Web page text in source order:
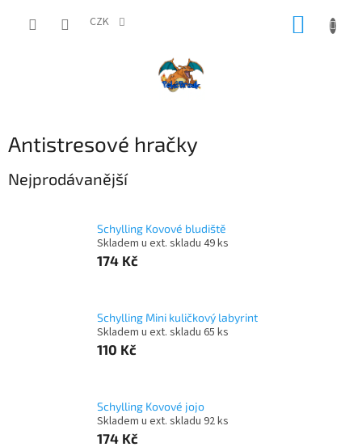
CZK
Antistresové hračky
Nejprodávanější
Schylling Kovové bludiště
Skladem u ext. skladu 49 ks
174 Kč
Schylling Mini kuličkový labyrint
Skladem u ext. skladu 65 ks
110 Kč
Schylling Kovové jojo
Skladem u ext. skladu 92 ks
174 Kč